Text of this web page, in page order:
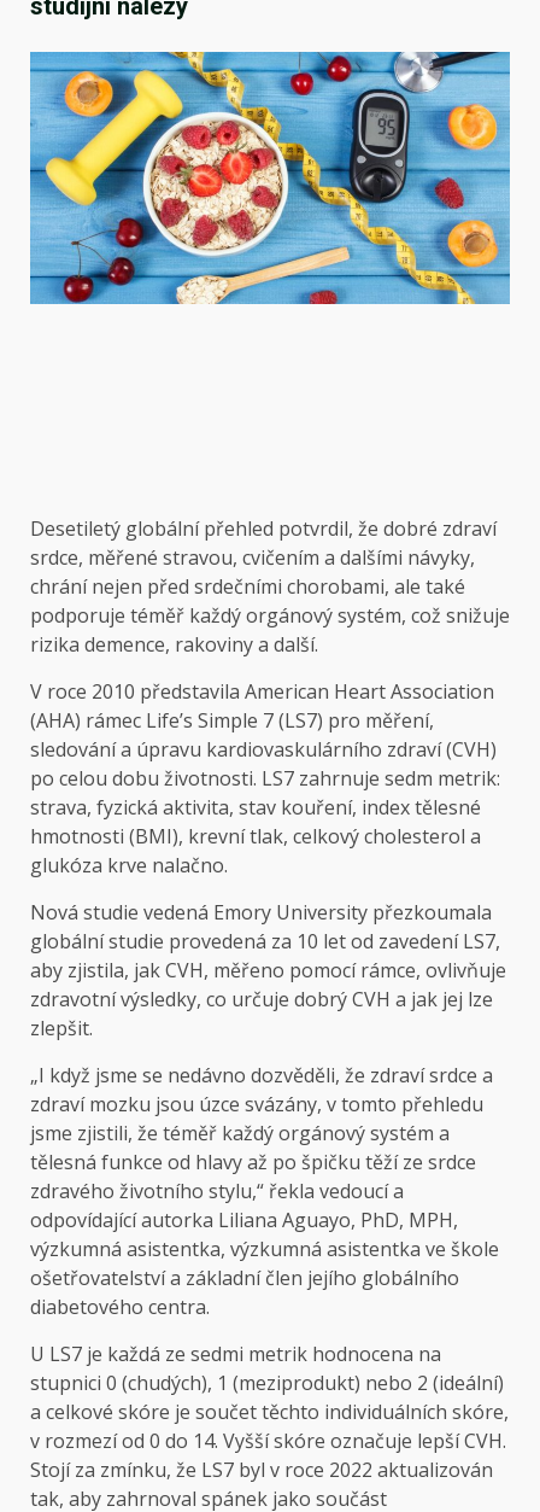
studijní nálezy
Desetiletý globální přehled potvrdil, že dobré zdraví
srdce, měřené stravou, cvičením a dalšími návyky,
chrání nejen před srdečními chorobami, ale také
podporuje téměř každý orgánový systém, což snižuje
rizika demence, rakoviny a další.
V roce 2010 představila American Heart Association
(AHA) rámec Life’s Simple 7 (LS7) pro měření,
sledování a úpravu kardiovaskulárního zdraví (CVH)
po celou dobu životnosti. LS7 zahrnuje sedm metrik:
strava, fyzická aktivita, stav kouření, index tělesné
hmotnosti (BMI), krevní tlak, celkový cholesterol a
glukóza krve nalačno.
Nová studie vedená Emory University přezkoumala
globální studie provedená za 10 let od zavedení LS7,
aby zjistila, jak CVH, měřeno pomocí rámce, ovlivňuje
zdravotní výsledky, co určuje dobrý CVH a jak jej lze
zlepšit.
„I když jsme se nedávno dozvěděli, že zdraví srdce a
zdraví mozku jsou úzce svázány, v tomto přehledu
jsme zjistili, že téměř každý orgánový systém a
tělesná funkce od hlavy až po špičku těží ze srdce
zdravého životního stylu,“ řekla vedoucí a
odpovídající autorka Liliana Aguayo, PhD, MPH,
výzkumná asistentka, výzkumná asistentka ve škole
ošetřovatelství a základní člen jejího globálního
diabetového centra.
U LS7 je každá ze sedmi metrik hodnocena na
stupnici 0 (chudých), 1 (meziprodukt) nebo 2 (ideální)
a celkové skóre je součet těchto individuálních skóre,
v rozmezí od 0 do 14. Vyšší skóre označuje lepší CVH.
Stojí za zmínku, že LS7 byl v roce 2022 aktualizován
tak, aby zahrnoval spánek jako součást